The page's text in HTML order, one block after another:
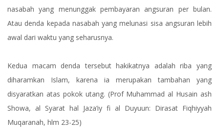
nasabah yang menunggak pembayaran angsuran per bulan.
Atau denda kepada nasabah yang melunasi sisa angsuran lebih
awal dari waktu yang seharusnya.
Kedua macam denda tersebut hakikatnya adalah riba yang
diharamkan Islam, karena ia merupakan tambahan yang
disyaratkan atas pokok utang. (Prof Muhammad al Husain ash
Showa, al Syarat hal Jaza’iy fi al Duyuun: Dirasat Fiqhiyyah
Muqaranah, hlm 23-25)